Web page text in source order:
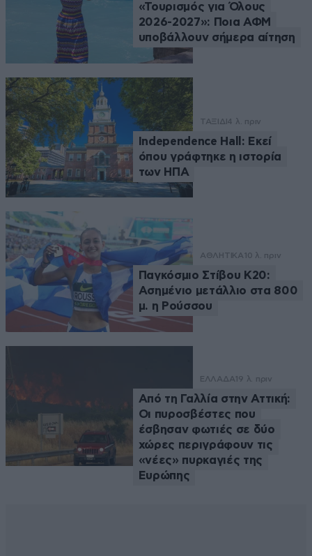
«Τουρισμός για Όλους
2026-2027»: Ποια ΑΦΜ
υποβάλλουν σήμερα αίτηση
ΤΑΞΙΔΙ4 λ. πριν
Independence Hall: Εκεί
όπου γράφτηκε η ιστορία
των ΗΠΑ
ΑΘΛΗΤΙΚΑ 10 λ. πριν
Παγκόσμιο Στίβου Κ20:
Ασημένιο μετάλλιο στα 800
μ. η Ρούσσου
ΕΛΛΑΔΑ 19 λ. πριν
Από τη Γαλλία στην Αττική:
Οι πυροσβέστες που
έσβησαν φωτιές σε δύο
χώρες περιγράφουν τις
«νέες» πυρκαγιές της
Ευρώπης